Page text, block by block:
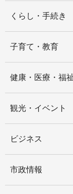
くらし・手続き
子育て・教育
健康・医療・福
観光・イベント
ビジネス
市政情報